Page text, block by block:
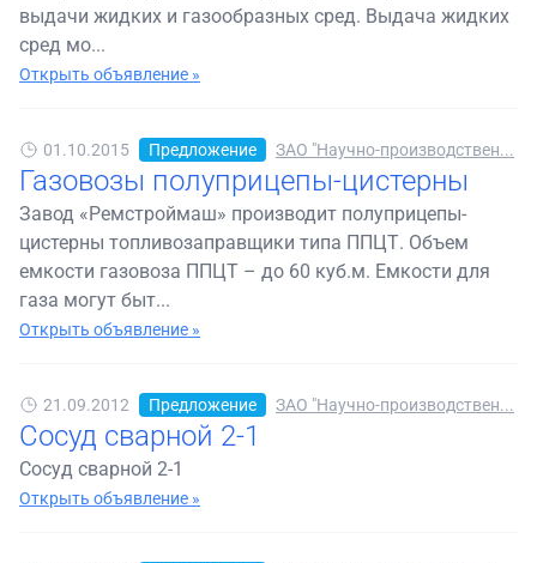
выдачи жидких и газообразных сред. Выдача жидких
сред мо...
Открыть объявление »
01.10.2015 Предложение ЗАО "Научно-производствен...
Газовозы полуприцепы-цистерны
Завод «Ремстроймаш» производит полуприцепы-
цистерны топливозаправщики типа ППЦТ. Объем
емкости газовоза ППЦТ – до 60 куб.м. Емкости для
газа могут быт...
Открыть объявление »
21.09.2012 Предложение ЗАО "Научно-производствен...
Сосуд сварной 2-1
Сосуд сварной 2-1
Открыть объявление »